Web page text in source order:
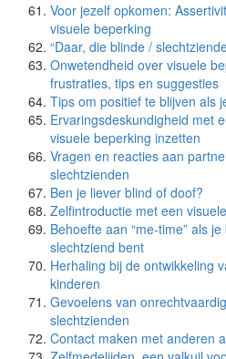
Voor jezelf opkomen:
visuele beperking
“Daar, die blinde /
Onwetendheid over visuele
frustraties, tips en suggesties
Tips om positief te blijven als
Ervaringsdeskundigheid met
visuele beperking inzetten
Vragen en reacties aan
slechtzienden
Ben je liever blind of doof?
Zelfintroductie met een
Behoefte aan “me-time” als
slechtziend bent
Herhaling bij de ontwikkeling
kinderen
Gevoelens van
slechtzienden
Contact maken met anderen